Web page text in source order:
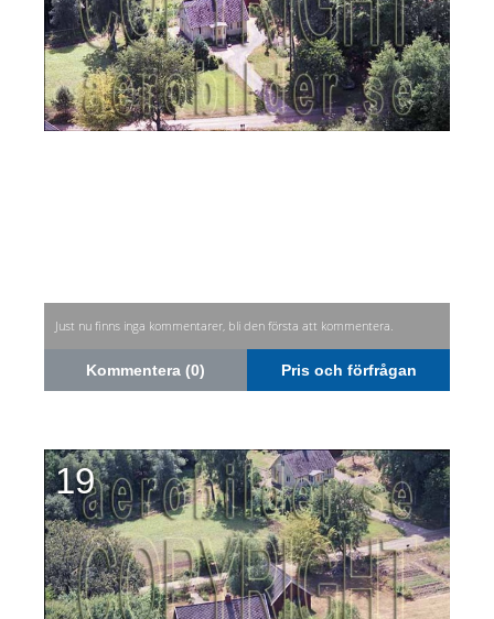
Just nu finns inga kommentarer, bli den första att kommentera.
Kommentera (0) Pris och förfrågan
19